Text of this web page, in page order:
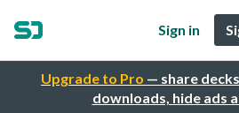
Upgrade to Pro — share
downloads, hide ads
Sign in